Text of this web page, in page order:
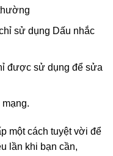
sử dụng Dấu nhắc
được sử dụng để sửa
một cách tuyệt vời để
lần khi bạn cần,